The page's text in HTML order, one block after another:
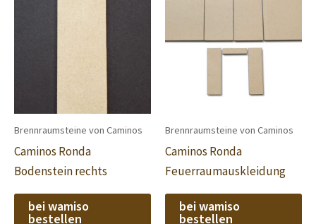
Brennraumsteine von Caminos
Caminos Ronda
Bodenstein rechts
bei wamiso
bestellen
Brennraumsteine von Caminos
Caminos Ronda
Feuerraumauskleidung
bei wamiso
bestellen